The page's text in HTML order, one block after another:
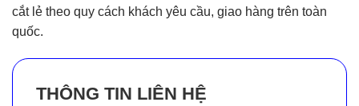
cắt lẻ theo quy cách khách yêu cầu, giao hàng trên toàn
quốc.
THÔNG TIN LIÊN HỆ